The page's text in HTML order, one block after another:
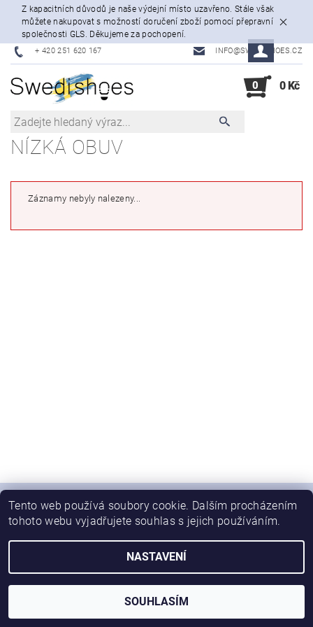
Z kapacitních důvodů je naše výdejní místo uzavřeno. Stále však
můžete nakupovat s možností doručení zboží pomocí přepravní
společnosti GLS. Děkujeme za pochopení.
+ 420 251 620 167 INFO@SWEDISHOES.CZ
0 0 Kč
NÍZKÁ OBUV
Záznamy nebyly nalezeny...
2026 © SwediSHOES, všechna práva vyhrazena
Vytvořil Shoptet
Tento web používá soubory cookie. Dalším procházením
tohoto webu vyjadřujete souhlas s jejich používáním.
NASTAVENÍ
SOUHLASÍM